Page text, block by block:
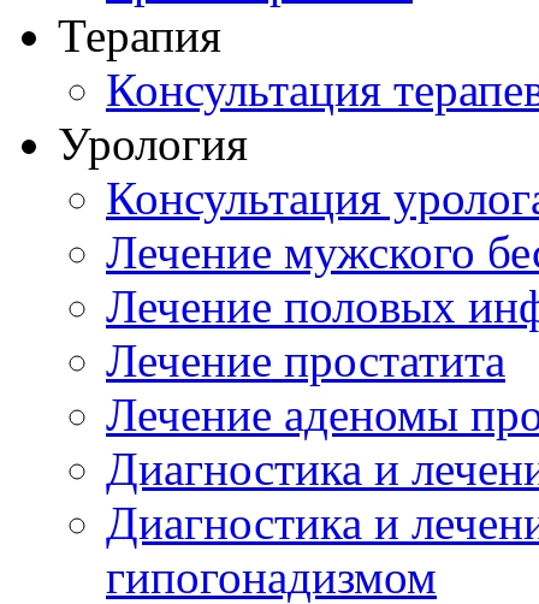
Терапия
Консультация
Урология
Консультация
Лечение мужского
Лечение половых
Лечение простатита
Лечение аденомы
Диагностика и
Диагностика и
гипогонадизмом